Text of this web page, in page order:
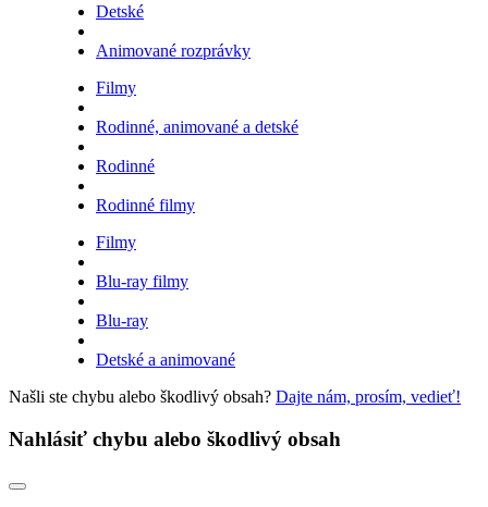
Detské
Animované rozprávky
Filmy
Rodinné, animované a detské
Rodinné
Rodinné filmy
Filmy
Blu-ray filmy
Blu-ray
Detské a animované
Našli ste chybu alebo škodlivý obsah? Dajte nám, prosím, vedieť!
Nahlásiť chybu alebo škodlivý obsah